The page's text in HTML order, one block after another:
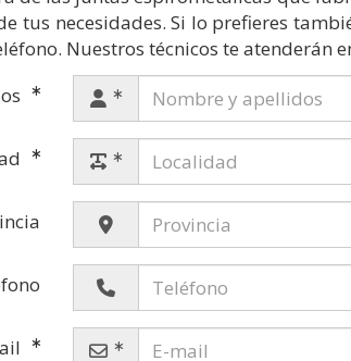
tus necesidades. Si lo prefieres
Nuestros técnicos te atenderán